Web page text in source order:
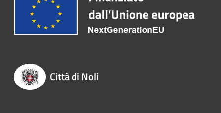
Città di Noli